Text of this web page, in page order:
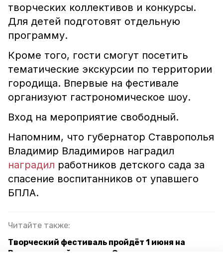
творческих коллективов и конкурсы.
Для детей подготовят отдельную
программу.
Кроме того, гости смогут посетить
тематические экскурсии по территории
городища. Впервые на фестивале
организуют гастрономическое шоу.
Вход на мероприятие свободный.
Напомним, что губернатор Ставрополья
Владимир Владимиров наградил
наградил работников детского сада за
спасение воспитанников от упавшего
БПЛА.
Читайте также:
Творческий фестиваль пройдёт 1 июня на